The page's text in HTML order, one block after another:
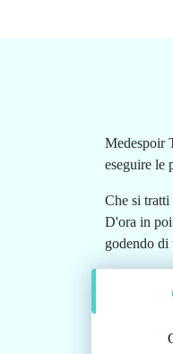
Medespoir
eseguire le
Che si
D'ora in
godendo di